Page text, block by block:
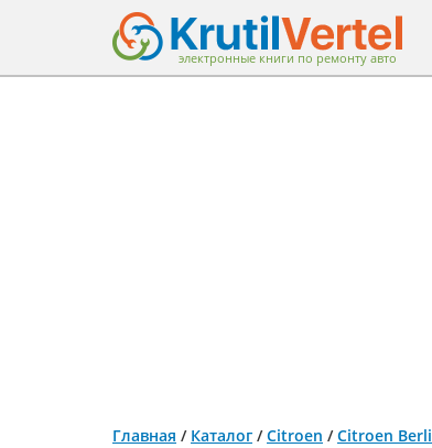
электронные книги по ремонту авто
Главная / Каталог /Citroen /Citroen